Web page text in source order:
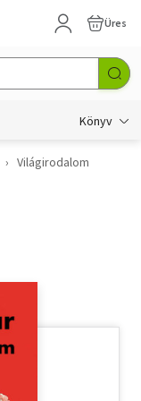
Üres
Könyv
Világirodalom